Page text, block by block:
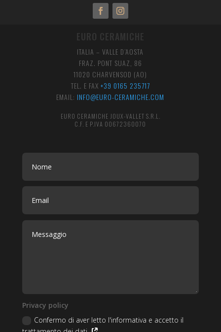
EURO CERAMICHE
ITALIA – VALLE D’AOSTA
FRAZ. PONT SUAZ, 86
11020 CHARVENSOD (AO)
TEL. E FAX +39 0165 235717
EMAIL: INFO@EURO-CERAMICHE.COM
EURO CERAMICHE JOUX-VALLET S.R.L.
C.F. E P.IVA 00672360070
Privacy policy
Confermo di aver letto l'informativa e accetto il